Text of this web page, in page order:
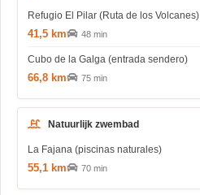
Refugio El Pilar (Ruta de los Volcanes)
41,5 km 48 min
Cubo de la Galga (entrada sendero)
66,8 km 75 min
Natuurlijk zwembad
La Fajana (piscinas naturales)
55,1 km 70 min